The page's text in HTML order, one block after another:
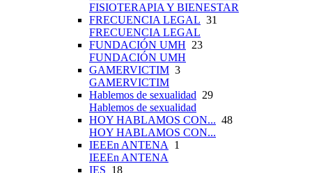
FISIOTERAPIA Y BIENESTAR
FRECUENCIA LEGAL 31
FRECUENCIA LEGAL
FUNDACIÓN UMH 23
FUNDACIÓN UMH
GAMERVICTIM 3
GAMERVICTIM
Hablemos de sexualidad 29
Hablemos de sexualidad
HOY HABLAMOS CON... 48
HOY HABLAMOS CON...
IEEEn ANTENA
1
IEEEn ANTENA
IES 18